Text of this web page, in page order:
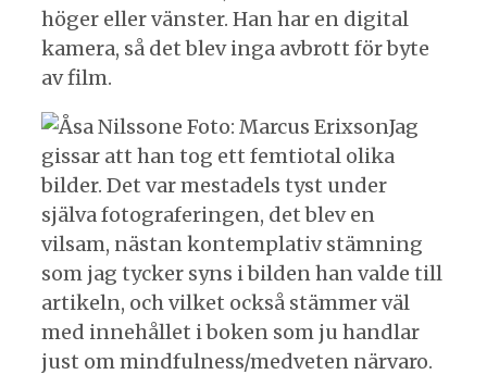
höger eller vänster. Han har en digital
kamera, så det blev inga avbrott för byte
av film.
Jag
gissar att han tog ett femtiotal olika
bilder. Det var mestadels tyst under
själva fotograferingen, det blev en
vilsam, nästan kontemplativ stämning
som jag tycker syns i bilden han valde till
artikeln, och vilket också stämmer väl
med innehållet i boken som ju handlar
just om mindfulness/medveten närvaro.